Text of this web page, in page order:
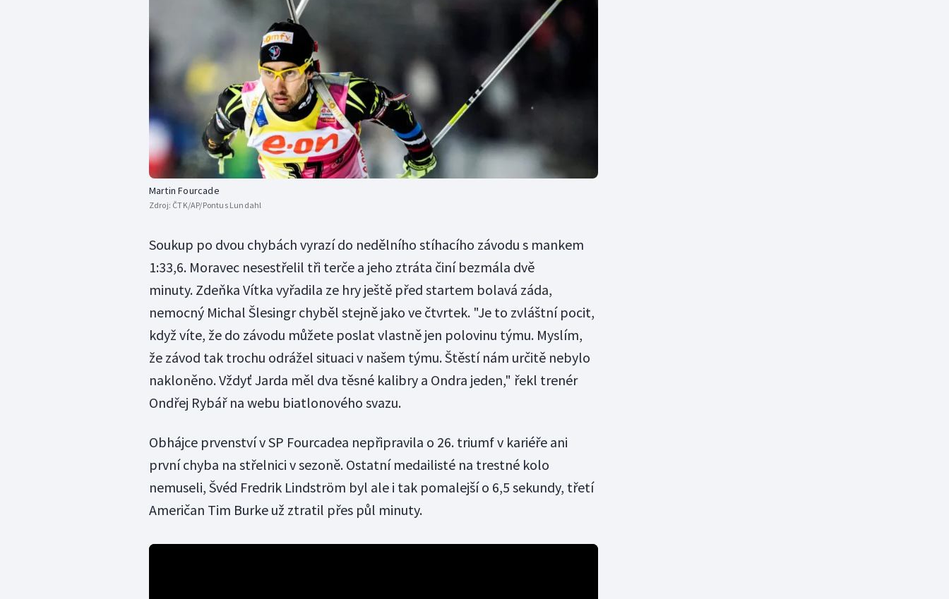
Martin Fourcade
Zdroj: ČTK/AP/Pontus Lundahl
Soukup po dvou chybách vyrazí do nedělního stíhacího závodu s mankem
1:33,6. Moravec nesestřelil tři terče a jeho ztráta činí bezmála dvě
minuty. Zdeňka Vítka vyřadila ze hry ještě před startem bolavá záda,
nemocný Michal Šlesingr chyběl stejně jako ve čtvrtek. "Je to zvláštní pocit,
když víte, že do závodu můžete poslat vlastně jen polovinu týmu. Myslím,
že závod tak trochu odrážel situaci v našem týmu. Štěstí nám určitě nebylo
nakloněno. Vždyť Jarda měl dva těsné kalibry a Ondra jeden," řekl trenér
Ondřej Rybář na webu biatlonového svazu.
Obhájce prvenství v SP Fourcadea nepřipravila o 26. triumf v kariéře ani
první chyba na střelnici v sezoně. Ostatní medailisté na trestné kolo
nemuseli, Švéd Fredrik Lindström byl ale i tak pomalejší o 6,5 sekundy, třetí
Američan Tim Burke už ztratil přes půl minuty.